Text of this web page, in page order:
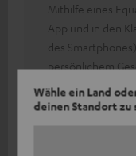
Wähle ein Land
deinen Standort zu
Mithilfe eines
App und in den
des
persönlichem
Bei technischen
gerne unsere